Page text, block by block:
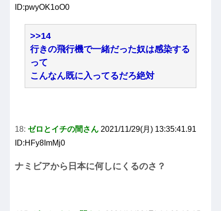
ID:pwyOK1oO0
>>14
行きの飛行機で一緒だった奴は感染する
って
こんなん既に入ってるだろ絶対
18: ゼロとイチの間さん 2021/11/29(月) 13:35:41.91
ID:HFy8ImMj0
ナミビアから日本に何しにくるのさ？